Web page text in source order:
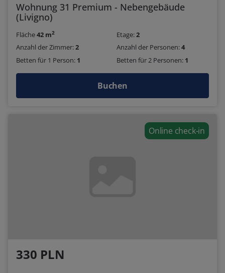
Wohnung 31 Premium - Nebengebäude
(Livigno)
Fläche42 m2 Etage:2
Anzahl der Zimmer:2 Anzahl der Personen:4
Betten für 1 Person: 1 Betten für 2 Personen: 1
Buchen
Online check-in
330 PLN